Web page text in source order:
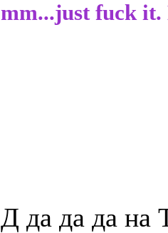
mm...just fuck it.
Д да да да на